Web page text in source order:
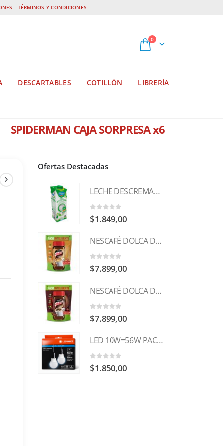
TÉRMINOS Y CONDICIONES
0
DESCARTABLES COTILLÓN LIBRERÍA
SPIDERMAN CAJA SORPRESA x6
Ofertas Destacadas
LECHE DESCREMADA 1Lt TREGAR
0
$1.849,00
NESCAFÉ DOLCA DOY SUAVE 170g
0
$7.899,00
NESCAFÉ DOLCA DOY CLÁSICO 170G
0
$7.899,00
LED 10W=56W PACK x 2u OSRAM
0
$1.850,00